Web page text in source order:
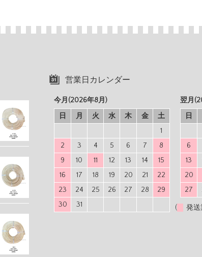
営業日カレンダー
今月(2026年8月)
日
月 火 水 木 金
土
1
2
3 4 5 6 7
8
9
10 11 12 13 14
15
16
17 18 19 20 21
22
23
24 25 26 27 28
29
30
31
翌月
日
6
13
20
27
( 発送